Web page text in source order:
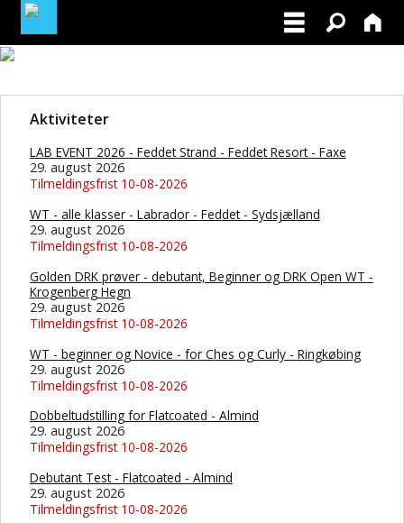
BLIV MEDLEM / BECOME A MEMBER
Aktiviteter
LAB EVENT 2026 - Feddet Strand - Feddet Resort - Faxe
29. august 2026
Tilmeldingsfrist 10-08-2026
WT - alle klasser - Labrador - Feddet - Sydsjælland
29. august 2026
Tilmeldingsfrist 10-08-2026
Golden DRK prøver - debutant, Beginner og DRK Open WT -
Krogenberg Hegn
29. august 2026
Tilmeldingsfrist 10-08-2026
WT - beginner og Novice - for Ches og Curly - Ringkøbing
29. august 2026
Tilmeldingsfrist 10-08-2026
Dobbeltudstilling for Flatcoated - Almind
29. august 2026
Tilmeldingsfrist 10-08-2026
Debutant Test - Flatcoated - Almind
29. august 2026
Tilmeldingsfrist 10-08-2026